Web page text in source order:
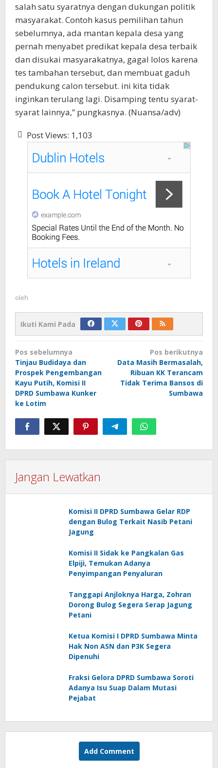
salah satu syaratnya dengan dukungan politik
masyarakat. Contoh kasus pemilihan tahun
sebelumnya, ada mantan kepala desa yang
pernah menyabet predikat kepala desa terbaik
dan disukai masyarakatnya, gagal lolos karena
tes tambahan tersebut, dan membuat gaduh
pendukung calon tersebut. ini kita tidak
inginkan terulang lagi. Disamping tentu syarat-
syarat lainnya,” pungkasnya. (Nuansa/adv)
Post Views: 1,103
oleh
Ikuti Kami Pada
Navigasi
pos
Pos sebelumnya
Tinjau Budidaya dan
Prospek Pengembangan
Kayu Putih, Komisi II
DPRD Sumbawa Kunker
ke Lotim
Pos berikutnya
Data Masih Bermasalah,
Ribuan KK Terancam
Tidak Terima Bansos di
Sumbawa
Jangan Lewatkan
Komisi II DPRD Sumbawa Gelar RDP
dengan Bulog Terkait Nasib Petani
Jagung
Komisi II Sidak ke Pangkalan Gas
Elpiji, Temukan Adanya
Penyimpangan Penyaluran
Tanggapi Anjloknya Harga, Zohran
Dorong Bulog Segera Serap Jagung
Petani
Ketua Komisi I DPRD Sumbawa Minta
Hak Non ASN dan P3K Segera
Dipenuhi
Fraksi Gelora DPRD Sumbawa Soroti
Adanya Isu Suap Dalam Mutasi
Pejabat
Add Comment